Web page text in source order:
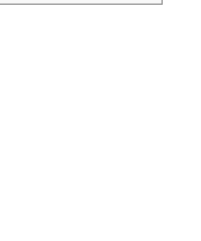
まう人間の弱いところをついてい